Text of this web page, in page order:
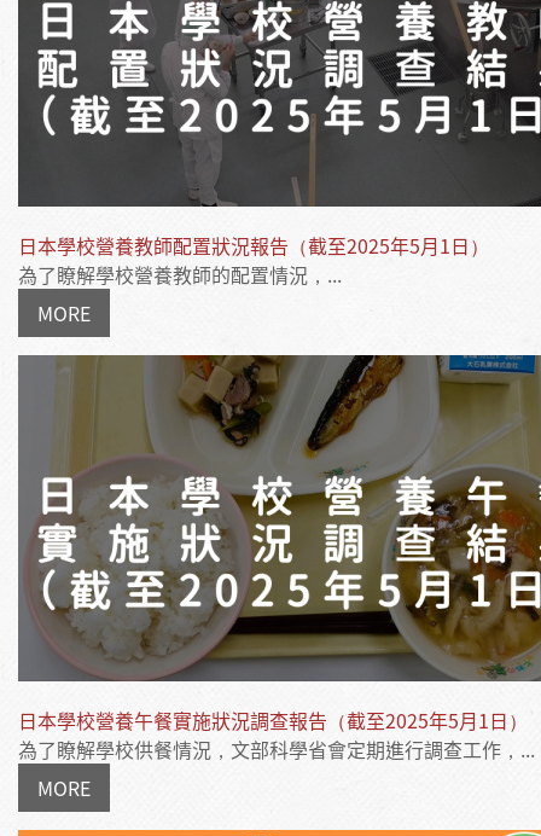
日本學校營養教師配置狀況報告（截至2025年5月1日）
為了瞭解學校營養教師的配置情況，...
MORE
日本學校營養午餐實施狀況調查報告（截至2025年5月1日）
為了瞭解學校供餐情況，文部科學省會定期進行調查工作，...
MORE